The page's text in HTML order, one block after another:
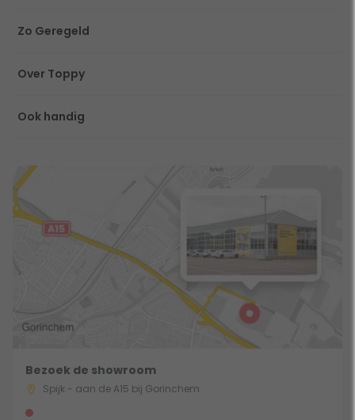
Zo Geregeld
Over Toppy
Ook handig
Bezoek de showroom
Spijk - aan de A15 bij Gorinchem